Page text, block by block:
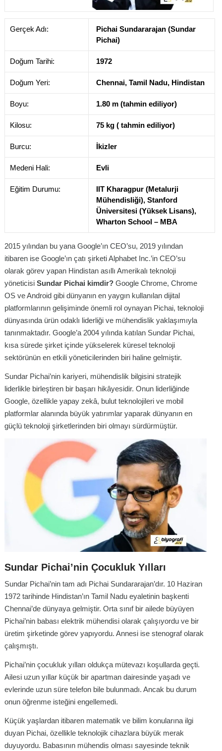
Gerçek Adı:
Pichai Sundararajan (Sundar
Pichai)
Doğum Tarihi: 1972
Doğum Yeri: Chennai, Tamil Nadu, Hindistan
Boyu: 1.80 m (tahmin ediliyor)
Kilosu: 75 kg ( tahmin ediliyor)
Burcu: İkizler
Medeni Hali: Evli
Eğitim Durumu:
IIT Kharagpur (Metalurji
Mühendisliği), Stanford
Üniversitesi (Yüksek Lisans),
Wharton School – MBA
2015 yılından bu yana Google’ın CEO’su, 2019 yılından
itibaren ise Google’ın çatı şirketi Alphabet Inc.’in CEO’su
olarak görev yapan Hindistan asıllı Amerikalı teknoloji
yöneticisi Sundar Pichai kimdir? Google Chrome, Chrome
OS ve Android gibi dünyanın en yaygın kullanılan dijital
platformlarının gelişiminde önemli rol oynayan Pichai, teknoloji
dünyasında ürün odaklı liderliği ve mühendislik yaklaşımıyla
tanınmaktadır. Google’a 2004 yılında katılan Sundar Pichai,
kısa sürede şirket içinde yükselerek küresel teknoloji
sektörünün en etkili yöneticilerinden biri haline gelmiştir.
Sundar Pichai’nin kariyeri, mühendislik bilgisini stratejik
liderlikle birleştiren bir başarı hikâyesidir. Onun liderliğinde
Google, özellikle yapay zekâ, bulut teknolojileri ve mobil
platformlar alanında büyük yatırımlar yaparak dünyanın en
güçlü teknoloji şirketlerinden biri olmayı sürdürmüştür.
Sundar Pichai’nin Çocukluk Yılları
Sundar Pichai’nin tam adı Pichai Sundararajan’dır. 10 Haziran
1972 tarihinde Hindistan’ın Tamil Nadu eyaletinin başkenti
Chennai’de dünyaya gelmiştir. Orta sınıf bir ailede büyüyen
Pichai’nin babası elektrik mühendisi olarak çalışıyordu ve bir
üretim şirketinde görev yapıyordu. Annesi ise stenograf olarak
çalışmıştı.
Pichai’nin çocukluk yılları oldukça mütevazı koşullarda geçti.
Ailesi uzun yıllar küçük bir apartman dairesinde yaşadı ve
evlerinde uzun süre telefon bile bulunmadı. Ancak bu durum
onun öğrenme isteğini engellemedi.
Küçük yaşlardan itibaren matematik ve bilim konularına ilgi
duyan Pichai, özellikle teknolojik cihazlara büyük merak
duyuyordu. Babasının mühendis olması sayesinde teknik